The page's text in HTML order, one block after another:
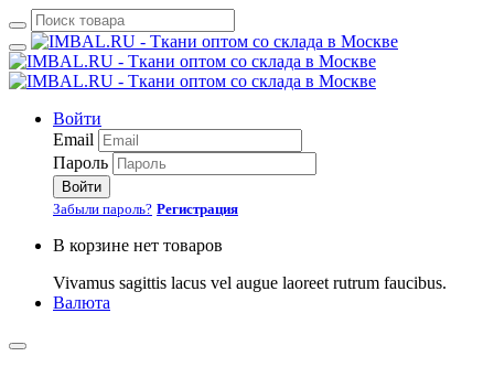
Войти
Email
Пароль
Войти
Забыли пароль? Регистрация
В корзине нет товаров
Vivamus sagittis lacus vel augue laoreet rutrum faucibus.
Валюта